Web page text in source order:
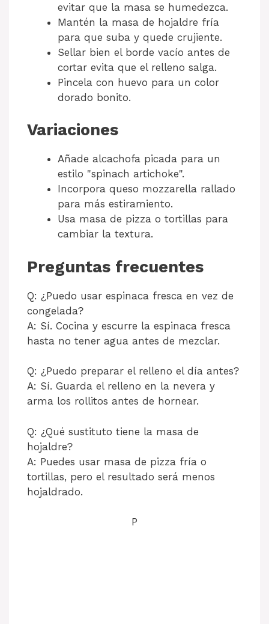
evitar que la masa se humedezca.
Mantén la masa de hojaldre fría
para que suba y quede crujiente.
Sellar bien el borde vacío antes de
cortar evita que el relleno salga.
Pincela con huevo para un color
dorado bonito.
Variaciones
Añade alcachofa picada para un
estilo "spinach artichoke".
Incorpora queso mozzarella rallado
para más estiramiento.
Usa masa de pizza o tortillas para
cambiar la textura.
Preguntas frecuentes
Q: ¿Puedo usar espinaca fresca en vez de
congelada?
A: Sí. Cocina y escurre la espinaca fresca
hasta no tener agua antes de mezclar.
Q: ¿Puedo preparar el relleno el día antes?
A: Sí. Guarda el relleno en la nevera y
arma los rollitos antes de hornear.
Q: ¿Qué sustituto tiene la masa de
hojaldre?
A: Puedes usar masa de pizza fría o
tortillas, pero el resultado será menos
hojaldrado.
P